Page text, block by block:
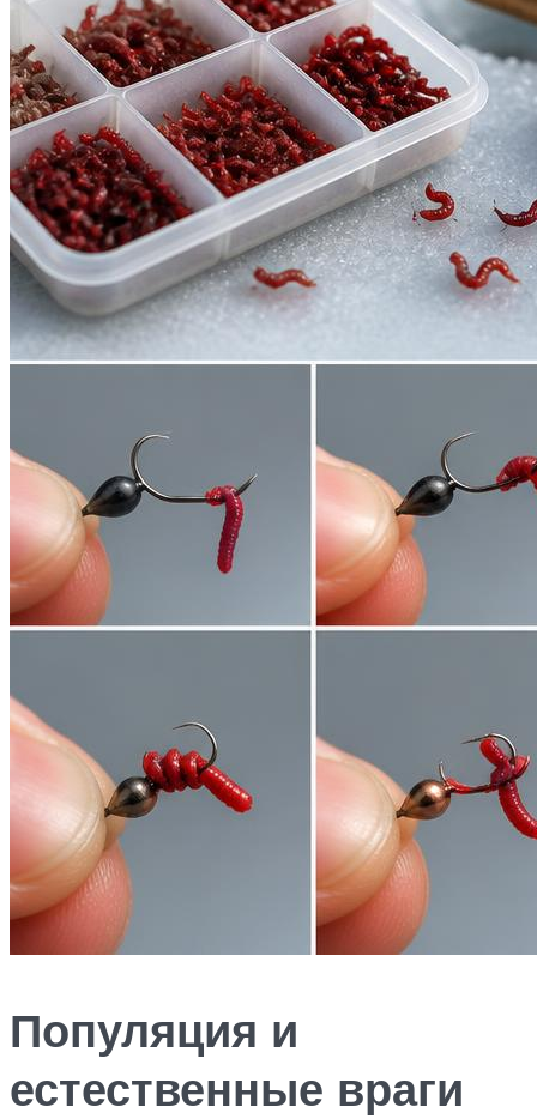
Популяция и
естественные враги